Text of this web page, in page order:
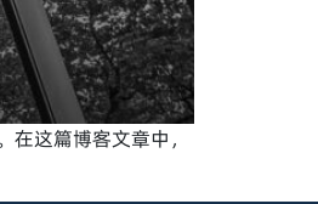
这篇博客文章中，